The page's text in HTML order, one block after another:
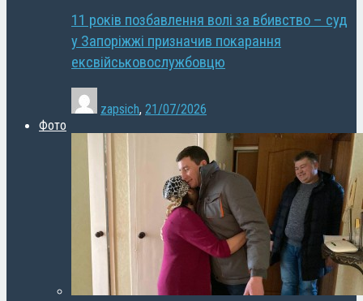
11 років позбавлення волі за вбивство – суд
у Запоріжжі призначив покарання
ексвійськовослужбовцю
zapsich, 21/07/2026
Фото